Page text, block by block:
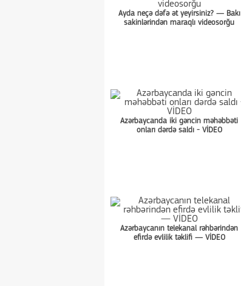
Ayda neçə dəfə ət yeyirsiniz? — Bakı
sakinlərindən maraqlı videosorğu
Azərbaycanda iki gəncin məhəbbəti
onları dərdə saldı - VİDEO
Azərbaycanın telekanal rəhbərindən
efirdə evlilik təklifi — VİDEO